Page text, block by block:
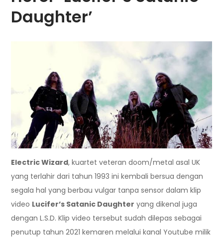
Daughter’
Electric Wizard, kuartet veteran doom/metal asal UK
yang terlahir dari tahun 1993 ini kembali bersua dengan
segala hal yang berbau vulgar tanpa sensor dalam klip
video Lucifer’s Satanic Daughter yang dikenal juga
dengan L.S.D. Klip video tersebut sudah dilepas sebagai
penutup tahun 2021 kemaren melalui kanal Youtube milik